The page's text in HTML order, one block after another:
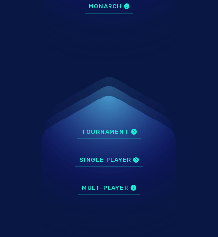
MONARCH
TOURNAMENT
SINGLE PLAYER
MULT-PLAYER